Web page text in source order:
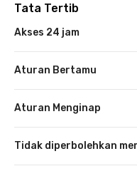
Tata Tertib
Akses 24 jam
Aturan Bertamu
Aturan Menginap
Tidak diperbolehkan